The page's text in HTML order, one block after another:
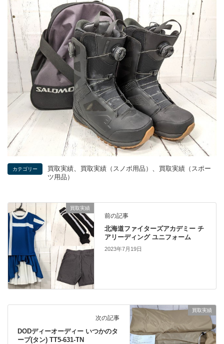
カテゴリー 買取実績 買取実績（スノボ用品）
買取実績（スポー
ツ用品）
買取実績
前の記事
北海道ファイターズアカデミー チ
アリーディング ユニフォーム
2023年7月19日
買取実績
次の記事
DODディーオーディー いつかのタ
ープ(タン) TT5-631-TN